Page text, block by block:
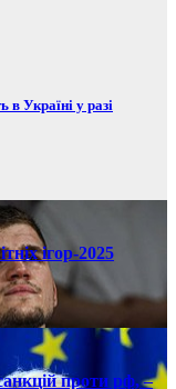
в Україні у разі
ігор-2025
проти рф, –